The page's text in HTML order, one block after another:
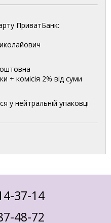
ПриватБанк:
+ комісія 2% від суми
у нейтральній упаковці
37-14
48-72